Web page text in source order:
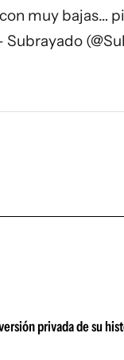
muy bajas…
Subrayado
privada de su